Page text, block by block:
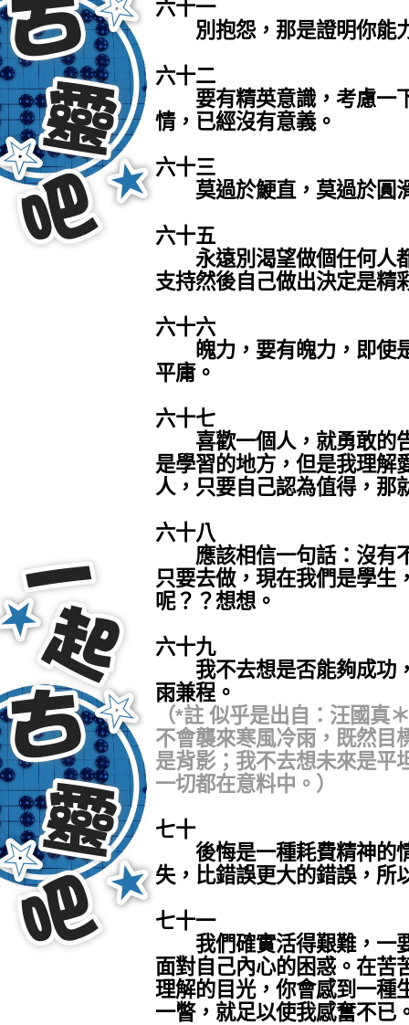
六十一
別抱怨，那是證明你能
六十二
要有精英意識，考慮一
情，已經沒有意義。
六十三
莫過於鯁直，莫過於圓
六十五
永遠別渴望做個任何人
支持然後自己做出決定是精
六十六
魄力，要有魄力，即使
平庸。
六十七
喜歡一個人，就勇敢的
是學習的地方，但是我理解
人，只要自己認為值得，那
六十八
應該相信一句話：沒有
只要去做，現在我們是學生
呢？？想想。
六十九
我不去想是否能夠成功
雨兼程。
（*註 似乎是出自：汪國真
不會襲來寒風冷雨，既然目
是背影；我不去想未來是平
一切都在意料中。）
七十
後悔是一種耗費精神的
失，比錯誤更大的錯誤，所
七十一
我們確實活得艱難，一
面對自己內心的困惑。在苦
理解的目光，你會感到一種
一瞥，就足以使我感奮不已